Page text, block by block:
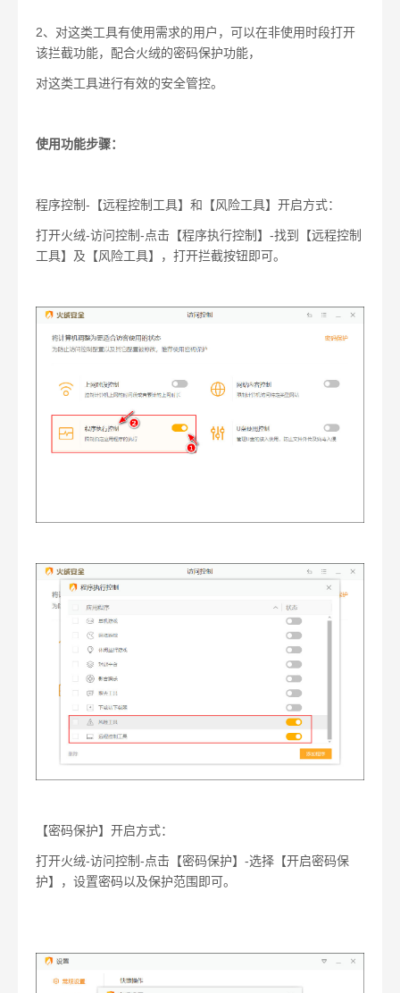
2、对这类工具有使用需求的用户，可以在非使用时段打开
该拦截功能，配合火绒的密码保护功能，
对这类工具进行有效的安全管控。
使用功能步骤：
程序控制- 【远程控制工具】和【风险工具】开启方式：
打开火绒-访问控制-点击【程序执行控制】 -找到【远程控制
工具】及【风险工具】，打开拦截按钮即可。
【密码保护】开启方式：
打开火绒-访问控制-点击【密码保护】 -选择【开启密码保
护】，设置密码以及保护范围即可。